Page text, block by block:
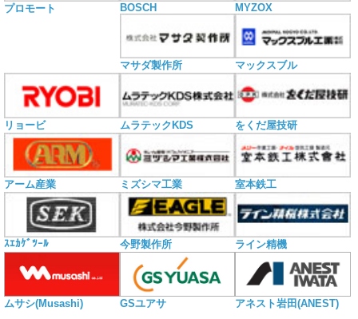
プロモート BOSCH MYZOX
マサダ製作所 マックスブル
リョービ ムラテックKDS をくだ屋技研
アーム産業 ミズシマ工業 室本鉄工
ｽｴｶｹﾞﾂｰﾙ 今野製作所 ライン精機
ムサシ(Musashi) GSユアサ アネスト岩田(ANEST)